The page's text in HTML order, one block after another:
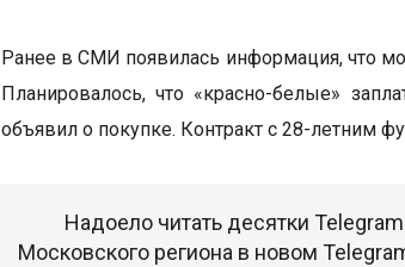
Ранее в СМИ появилась информация, что
Планировалось, что «красно-белые»
объявил о покупке. Контракт с 28-летним
Надоело читать десятки
Московского региона в новом